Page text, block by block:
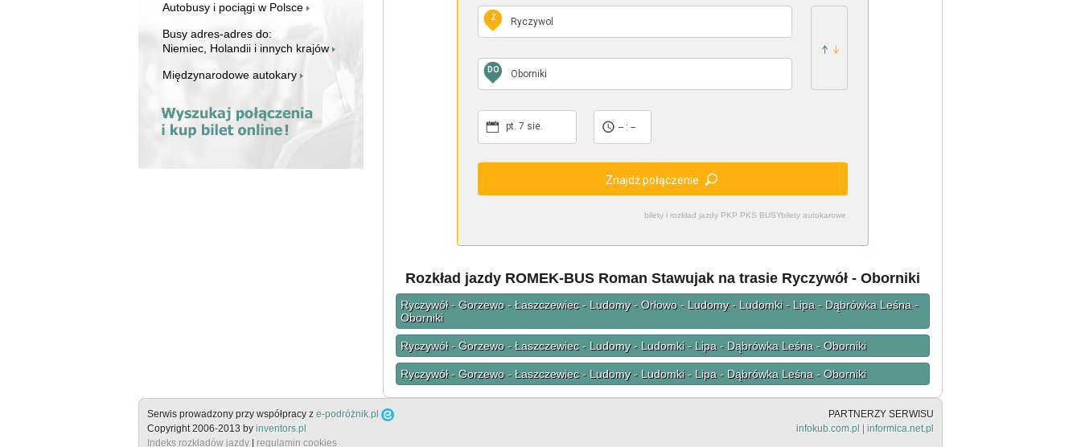
Autobusy i pociągi w Polsce
Busy adres-adres do:
Niemiec, Holandii i innych krajów
Międzynarodowe autokary
bilety i rozkład jazdy PKP PKS BUSYbilety autokarowe
Z
DO
pt. 7 sie. -- : --
Znajdź połączenie
Rozkład jazdy ROMEK-BUS Roman Stawujak na trasie Ryczywół - Oborniki
Ryczywół - Gorzewo - Łaszczewiec - Ludomy - Orłowo - Ludomy - Ludomki - Lipa - Dąbrówka Leśna -
Oborniki
Ryczywół - Gorzewo - Łaszczewiec - Ludomy - Ludomki - Lipa - Dąbrówka Leśna - Oborniki
Ryczywół - Gorzewo - Łaszczewiec - Ludomy - Ludomki - Lipa - Dąbrówka Leśna - Oborniki
Serwis prowadzony przy współpracy z e-podróżnik.pl
Copyright 2006-2013 by inventors.pl
Indeks rozkładów jazdy
regulamin cookies
PARTNERZY SERWISU
infokub.com.pl
informica.net.pl